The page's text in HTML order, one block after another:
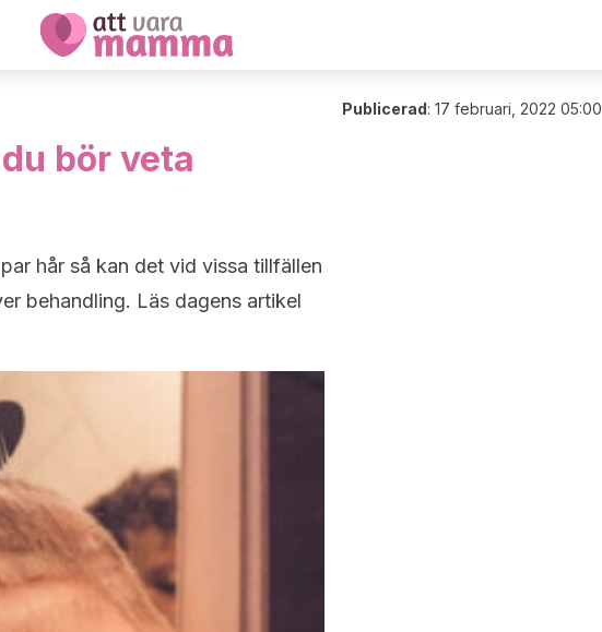
bör veta
hår så kan det vid vissa tillfällen
behandling. Läs dagens artikel
Publicerad: 17 februari, 2022 05:00